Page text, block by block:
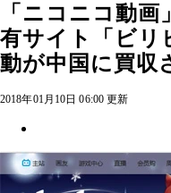
「ニコニコ動
有サイト「ビリ
動が中国に買収
2018年01月10日 06:00 更新